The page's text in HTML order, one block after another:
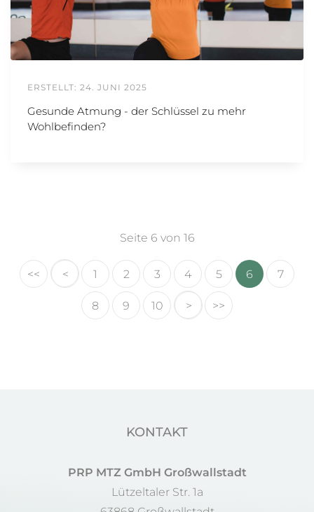
ERSTELLT: 24. JUNI 2025
Gesunde Atmung - der Schlüssel zu mehr
Wohlbefinden?
Seite 6 von 16
<< < 1 2 3 4 5 6 7
8 9 10 > >>
KONTAKT
PRP MTZ GmbH Großwallstadt
Lützeltaler Str. 1a